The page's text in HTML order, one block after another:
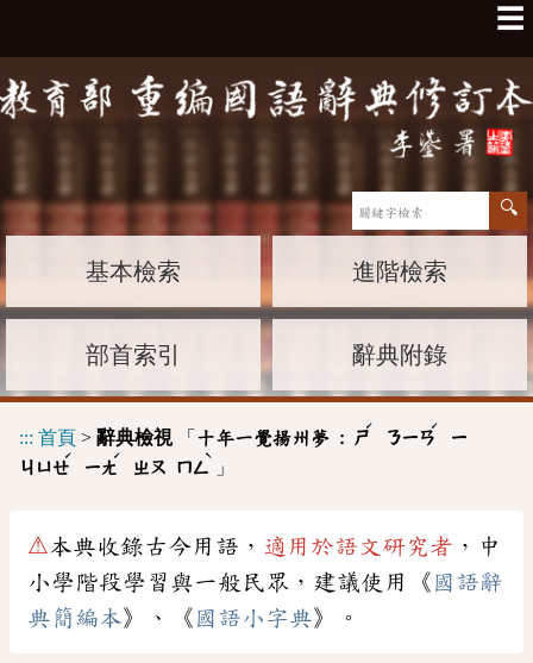
☰
基本檢索 進階檢索
部首索引 辭典附錄
::: 首頁 > 辭典檢視「 十年一覺揚州夢 : ㄕ
ˊ
ㄋㄧㄢ
ˊ
ㄧ
ㄐㄩㄝ
ˊ
ㄧㄤ
ˊ
ㄓㄡ ㄇㄥ
ˋ
」
⚠本典收錄古今用語， 適用於語文研究者 ，中
小學階段學習與一般民眾，建議使用《 國語辭
典簡編本》、《 國語小字典》。